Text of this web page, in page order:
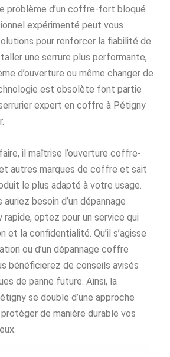
problème d’un coffre-fort bloqué
expérimenté peut vous
pour renforcer la fiabilité de
une serrure plus performante,
d’ouverture ou même changer de
est obsolète font partie
expert en coffre à Pétigny
il maîtrise l’ouverture coffre-
autres marques de coffre et sait
le plus adapté à votre usage.
besoin d’un dépannage
optez pour un service qui
et la confidentialité. Qu’il s’agisse
ou d’un dépannage coffre
bénéficierez de conseils avisés
de panne future. Ainsi, la
se double d’une approche
de manière durable vos